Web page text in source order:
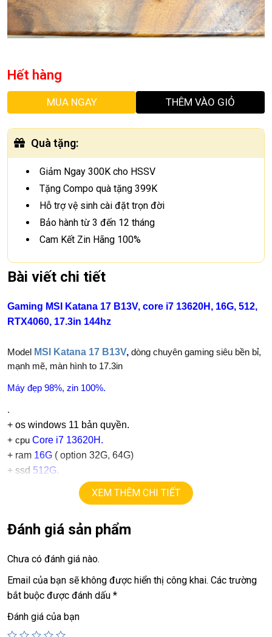
Hết hàng
MUA NGAY THÊM VÀO GIỎ
Quà tặng:
Giảm Ngay 300K cho HSSV
Tặng Compo quà tặng 399K
Hỗ trợ vệ sinh cài đặt trọn đời
Bảo hành từ 3 đến 12 tháng
Cam Kết Zin Hãng 100%
Bài viết chi tiết
Gaming MSI Katana 17 B13V, core i7 13620H, 16G, 512,
RTX4060, 17.3in 144hz
Model MSI Katana 17 B13V, dòng chuyên gaming siêu bền bỉ,
mạnh mẽ, màn hình to 17.3in
Máy đẹp 98%, zin 100%.
.
+ os windows 11 bản quyền.
+ cpu Core i7 13620H.
+ ram 16G ( option 32G, 64G)
+ ssd 512G.
FHD 1080 144hz
==> vga Nvidia RTX 4060=
.
Giá :19.9tr
💻LAPTOP TRIỀU PHÁT • UY TÍN • CHẤT LƯỢNG • GIÁ
📞
Hotline / Zalo:
XEM THÊM CHI TIẾT
Đánh giá sản phẩm
Chưa có đánh giá nào.
Email của bạn sẽ không được hiển thị công khai. Các trường
bắt buộc được đánh dấu *
Đánh giá của bạn